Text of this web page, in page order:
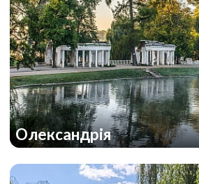
Олександрія